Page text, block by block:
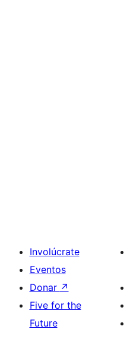
Involúcrate
Eventos
Donar ↗
Five for the
Future